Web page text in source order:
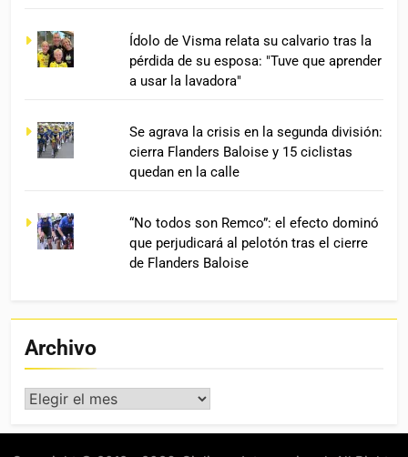
Ídolo de Visma relata su calvario tras la
pérdida de su esposa: "Tuve que aprender
a usar la lavadora"
Se agrava la crisis en la segunda división:
cierra Flanders Baloise y 15 ciclistas
quedan en la calle
“No todos son Remco”: el efecto dominó
que perjudicará al pelotón tras el cierre
de Flanders Baloise
Archivo
Archivo